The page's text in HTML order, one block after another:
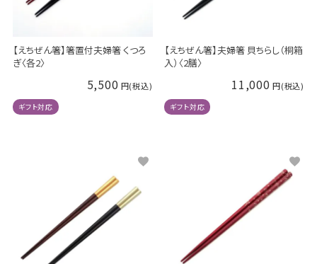
【えちぜん箸】箸置付夫婦箸 くつろ
ぎ〈各2〉
5,500
ギフト対応
【えちぜん箸】夫婦箸 貝ちらし（桐箱
入）〈2膳〉
11,000
ギフト対応